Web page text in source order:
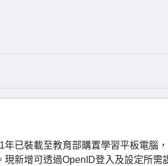
已裝載至教育部購置學習平板電腦，
新增可透過OpenID登入及設定所需